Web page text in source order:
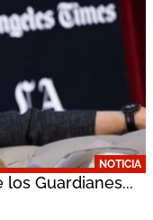
NOTICIA
Guardianes...